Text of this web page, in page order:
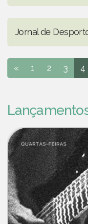
Jornal de
« 1 2 3 4